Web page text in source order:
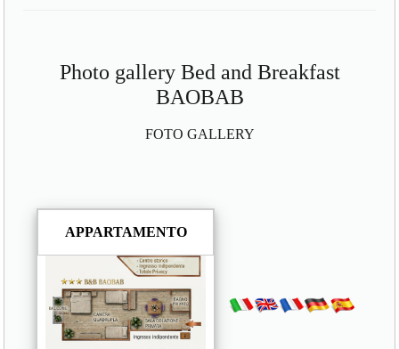
Photo gallery Bed and Breakfast
BAOBAB
FOTO GALLERY
APPARTAMENTO